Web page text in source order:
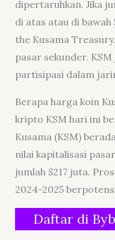
dipertaruhkan. Jika
di atas atau di bawah
the Kusama
pasar sekunder.
partisipasi dalam
Berapa harga koin
kripto KSM hari ini
Kusama (KSM)
nilai kapitalisasi
jumlah $217 juta.
2024-2025
Daftar di